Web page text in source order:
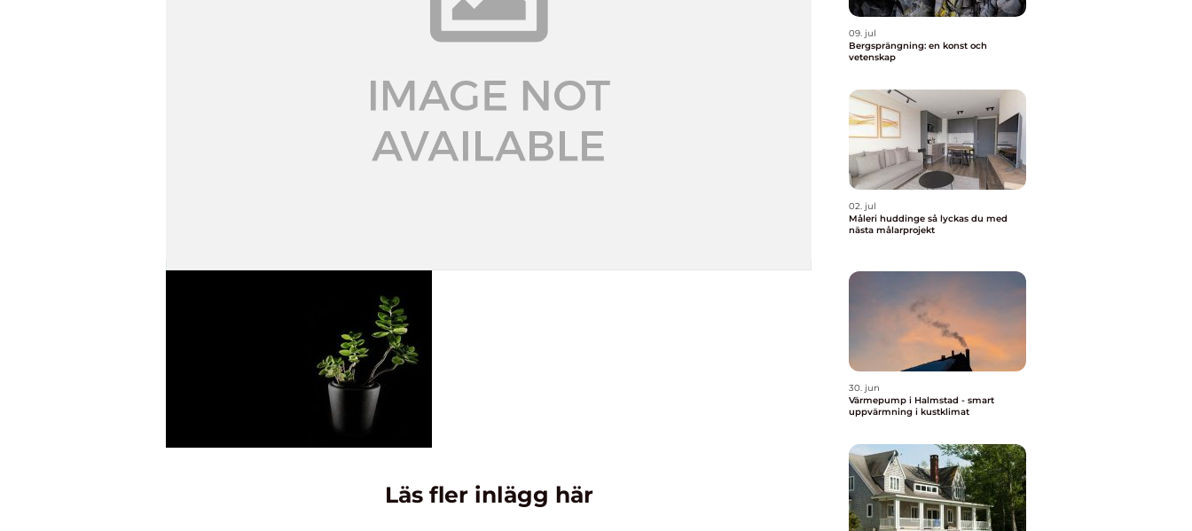
Läs fler inlägg här
09. jul
Bergsprängning: en konst och
vetenskap
02. jul
Måleri huddinge så lyckas du med
nästa målarprojekt
30. jun
Värmepump i Halmstad - smart
uppvärmning i kustklimat